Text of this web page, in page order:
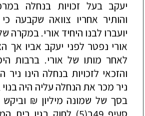
יעקבבעל זכויות בנחלה
והותיר אחריו צוואה שקבעה כי
יועברו לבנו היחיד אורי.במקרה
אורי נפטר לפני יעקב אביו אך
לאחר מותו של אורי. ברבות
והזכאי לזכויותבנחלה הינו ניר
ניר מכר את הנחלה עליה היהבנוי
בסך של שמונה מיליון ₪ וביקש